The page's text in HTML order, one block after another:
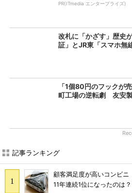
PR(ITmedia エンタープライズ)
改札に「かざす」歴史
証」とJR東「スマホ無
「1個80円のフックが
町工場の逆転劇 友安
記事ランキング
顧客満足度が高いコンビ
11年連続1位になったのは？